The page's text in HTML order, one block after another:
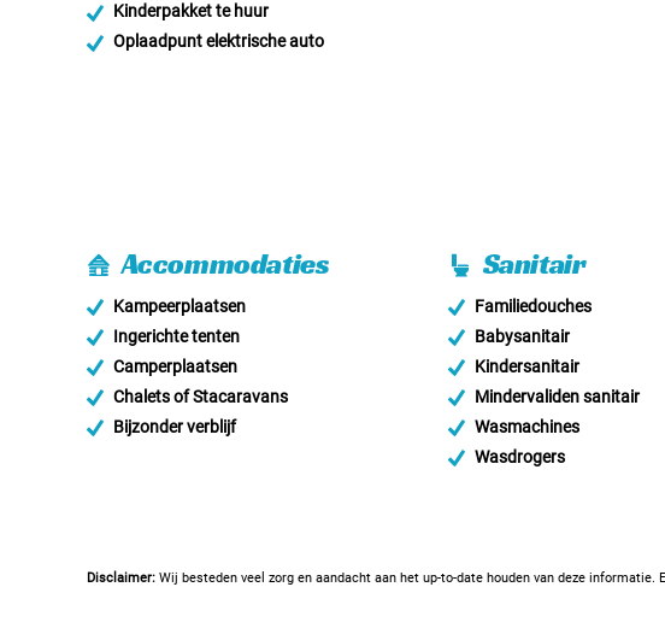
Kinderpakket te huur
Oplaadpunt elektrische auto
Accommodaties
Kampeerplaatsen
Ingerichte tenten
Camperplaatsen
Chalets of Stacaravans
Bijzonder verblijf
Sanitair
Familiedouches
Babysanitair
Kindersanitair
Mindervaliden sanitair
Wasmachines
Wasdrogers
Disclaimer: Wij besteden veel zorg en aandacht aan het up-to-date houden van deze